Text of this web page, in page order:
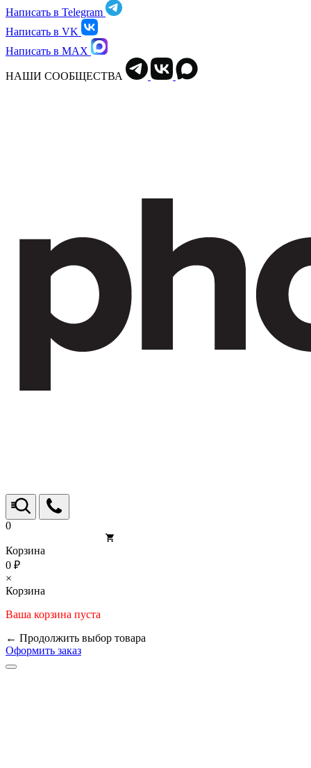
Написать в Telegram
Написать в VK
Написать в MAX
НАШИ СООБЩЕСТВА
0
Корзина
0 ₽
×
Корзина
Ваша корзина пуста
← Продолжить выбор товара
Оформить заказ